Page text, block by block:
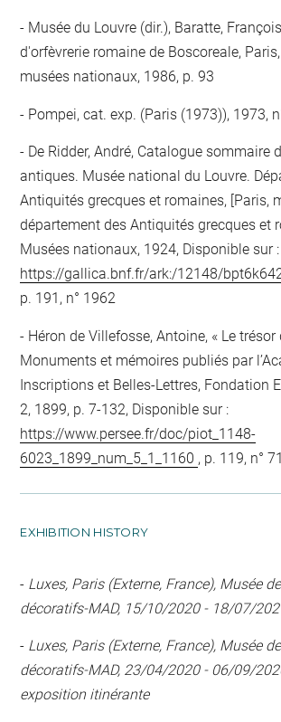
Musée du Louvre (dir.), Baratte,
d'orfèvrerie romaine de Boscoreale,
musées nationaux, 1986, p. 93
Pompei, cat. exp. (Paris (1973)), 1973,
De Ridder, André, Catalogue sommaire
antiques. Musée national du Louvre.
Antiquités grecques et romaines, [Paris,
département des Antiquités grecques et
Musées nationaux, 1924, Disponible sur :
https://gallica.bnf.fr/ark:/12148/
p. 191, n° 1962
Héron de Villefosse, Antoine, « Le trésor
Monuments et mémoires publiés par
Inscriptions et Belles-Lettres, Fondation
2, 1899, p. 7-132, Disponible sur :
https://www.persee.fr/doc/piot_1148-
6023_1899_num_5_1_1160 , p. 119, n° 71
EXHIBITION HISTORY
- Luxes, Paris (Externe, France), Musée
décoratifs-MAD, 15/10/2020 - 18/07/
- Luxes, Paris (Externe, France), Musée
décoratifs-MAD, 23/04/2020 - 06/09/
exposition itinérante